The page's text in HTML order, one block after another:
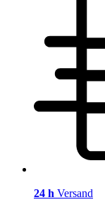
24 h Versand